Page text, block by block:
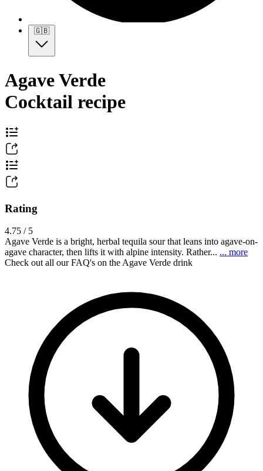
🇬🇧
Agave Verde
Cocktail recipe
Rating
4.75 / 5
Agave Verde is a bright, herbal tequila sour that leans into agave-on-
agave character, then lifts it with alpine intensity. Rather... ... more
Check out all our FAQ's on the Agave Verde drink